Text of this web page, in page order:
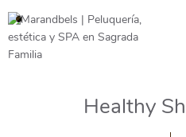
Healthy